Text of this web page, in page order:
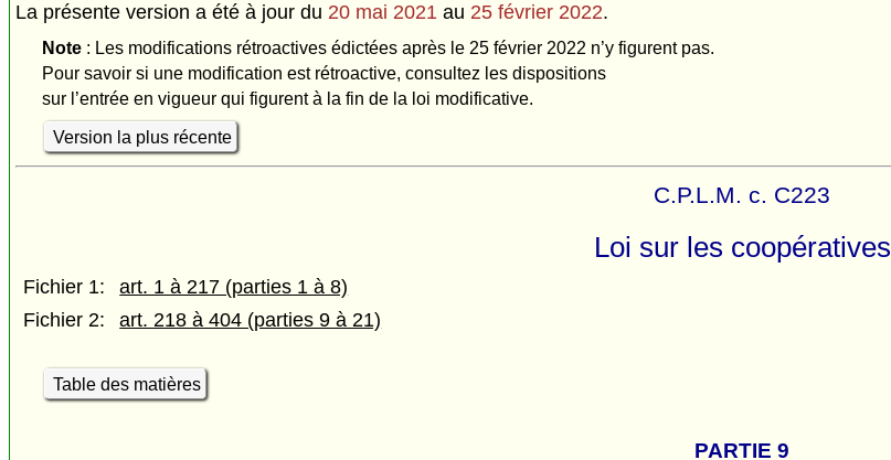
La présente version a été à jour du 20 mai 2021 au 25 février 2022.
Note: Les modifications rétroactives édictées après le 25 février 2022 n’y figurent pas.
Pour savoir si une modification est rétroactive, consultez les dispositions
sur l’entrée en vigueur qui figurent à la fin de la loi modificative.
Version la plus récente
C.P.L.M. c. C223
Loi sur les coopératives
Fichier 1:
art. 1 à 217 (parties 1 à 8)
Fichier 2:
art. 218 à 404 (parties 9 à 21)
Table des matières
PARTIE 9